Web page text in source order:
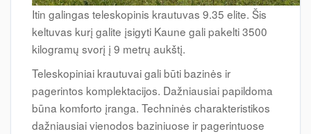
Itin galingas teleskopinis krautuvas 9.35 elite. Šis
keltuvas kurį galite įsigyti Kaune gali pakelti 3500
kilogramų svorį į 9 metrų aukštį.
Teleskopiniai krautuvai gali būti bazinės ir
pagerintos komplektacijos. Dažniausiai papildoma
būna komforto įranga. Techninės charakteristikos
dažniausiai vienodos baziniuose ir pagerintuose